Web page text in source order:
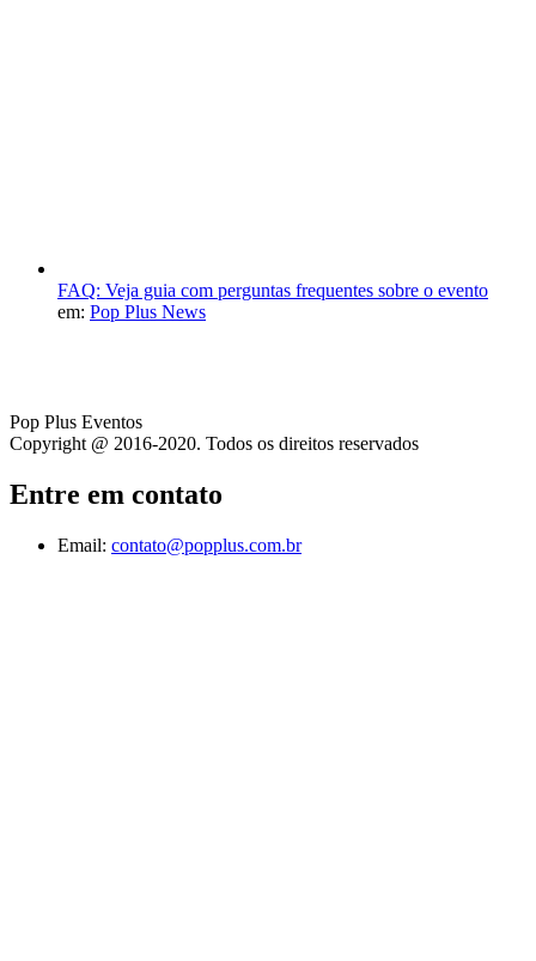
FAQ: Veja guia com perguntas frequentes sobre o evento
em: Pop Plus News
Pop Plus Eventos
Copyright @ 2016-2020. Todos os direitos reservados
Entre em contato
Email: contato@popplus.com.br